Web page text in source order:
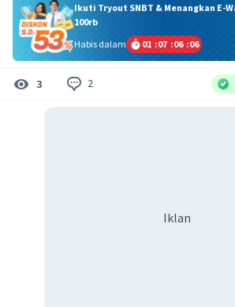
Ikuti Tryout SNBT & Menangkan E-
100rb
Habis dalam
01 :07 :06 :05
3 2
Iklan